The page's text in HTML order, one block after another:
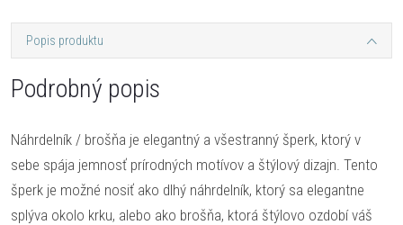
Popis produktu
Podrobný popis
Náhrdelník / brošňa je elegantný a všestranný šperk, ktorý v
sebe spája jemnosť prírodných motívov a štýlový dizajn. Tento
šperk je možné nosiť ako dlhý náhrdelník, ktorý sa elegantne
splýva okolo krku, alebo ako brošňa, ktorá štýlovo ozdobí váš